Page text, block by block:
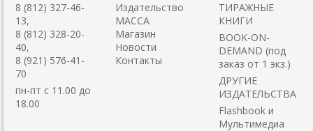
8 (812) 327-46-
13,
8 (812) 328-20-
40,
8 (921) 576-41-
70
пн-пт с 11.00 до
18.00
Издательство
MACCA
Магазин
Новости
Контакты
ТИРАЖНЫЕ
КНИГИ
BOOK-ON-
DEMAND (под
заказ от 1 экз.)
ДРУГИЕ
ИЗДАТЕЛЬСТВА
Flashbook и
Мультимедиа